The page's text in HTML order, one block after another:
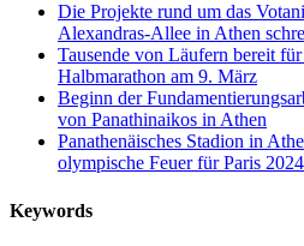
Die Projekte rund um das
Alexandras-Allee in Athen
Tausende von Läufern bereit
Halbmarathon am 9. März
Beginn der
von Panathinaikos in Athen
Panathenäisches Stadion in
olympische Feuer für Paris 2024
Keywords